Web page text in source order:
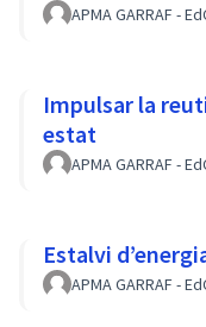
APMA GARRAF -
Impulsar la
estat
APMA GARRAF -
Estalvi
APMA GARRAF -